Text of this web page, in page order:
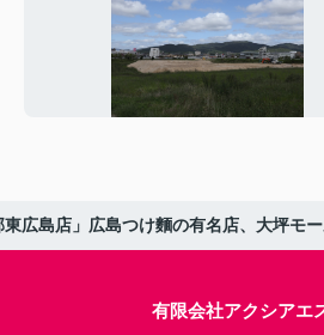
広島店」広島つけ麵の有名店、大坪モー
有限会社アクシアエ